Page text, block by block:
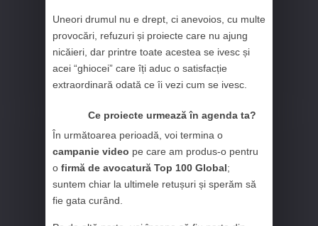
Uneori drumul nu e drept, ci anevoios, cu multe
provocări, refuzuri și proiecte care nu ajung
nicăieri, dar printre toate acestea se ivesc și
acei “ghiocei” care îți aduc o satisfacție
extraordinară odată ce îi vezi cum se ivesc.
Ce proiecte urmează în agenda ta?
În următoarea perioadă, voi termina o
campanie video pe care am produs-o pentru
o firmă de avocatură Top 100 Global;
suntem chiar la ultimele retușuri și sperăm să
fie gata curând.